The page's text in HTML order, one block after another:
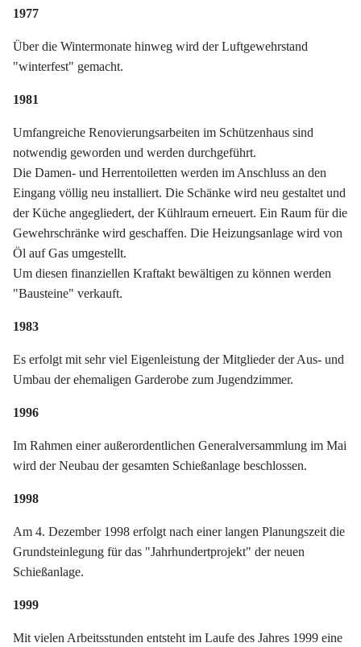
1977
Über die Wintermonate hinweg wird der Luftgewehrstand
"winterfest" gemacht.
1981
Umfangreiche Renovierungsarbeiten im Schützenhaus sind
notwendig geworden und werden durchgeführt.
Die Damen- und Herrentoiletten werden im Anschluss an den
Eingang völlig neu installiert. Die Schänke wird neu gestaltet und
der Küche angegliedert, der Kühlraum erneuert. Ein Raum für die
Gewehrschränke wird geschaffen. Die Heizungsanlage wird von
Öl auf Gas umgestellt.
Um diesen finanziellen Kraftakt bewältigen zu können werden
"Bausteine" verkauft.
1983
Es erfolgt mit sehr viel Eigenleistung der Mitglieder der Aus- und
Umbau der ehemaligen Garderobe zum Jugendzimmer.
1996
Im Rahmen einer außerordentlichen Generalversammlung im Mai
wird der Neubau der gesamten Schießanlage beschlossen.
1998
Am 4. Dezember 1998 erfolgt nach einer langen Planungszeit die
Grundsteinlegung für das "Jahrhundertprojekt" der neuen
Schießanlage.
1999
Mit vielen Arbeitsstunden entsteht im Laufe des Jahres 1999 eine